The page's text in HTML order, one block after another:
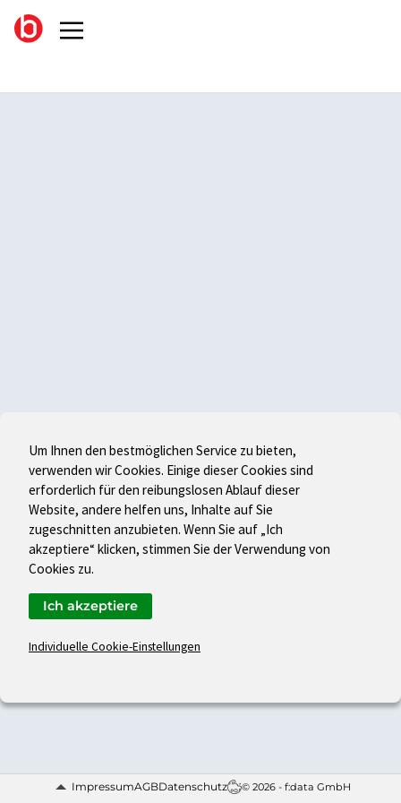
ImpressumAGBDatenschutz © 2026 - f:data GmbH
Um Ihnen den bestmöglichen Service zu bieten,
verwenden wir Cookies. Einige dieser Cookies sind
erforderlich für den reibungslosen Ablauf dieser
Website, andere helfen uns, Inhalte auf Sie
zugeschnitten anzubieten. Wenn Sie auf „Ich
akzeptiere“ klicken, stimmen Sie der Verwendung von
Cookies zu.
Individuelle Cookie-Einstellungen
Ich akzeptiere